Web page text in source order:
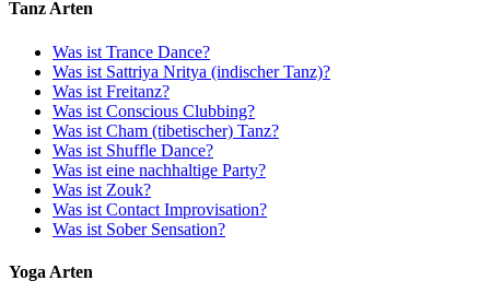
Tanz Arten
Was ist Trance Dance?
Was ist Sattriya Nritya (indischer Tanz)?
Was ist Freitanz?
Was ist Conscious Clubbing?
Was ist Cham (tibetischer) Tanz?
Was ist Shuffle Dance?
Was ist eine nachhaltige Party?
Was ist Zouk?
Was ist Contact Improvisation?
Was ist Sober Sensation?
Yoga Arten